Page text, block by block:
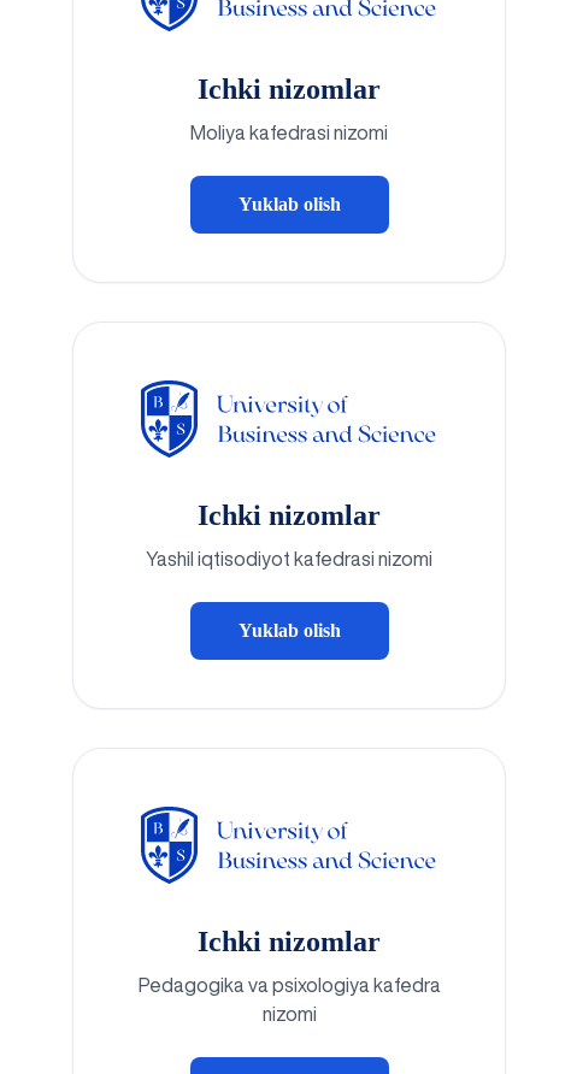
Ichki nizomlar
Moliya kafedrasi nizomi
Yuklab olish
Ichki nizomlar
Yashil iqtisodiyot kafedrasi nizomi
Yuklab olish
Ichki nizomlar
Pedagogika va psixologiya kafedra
nizomi